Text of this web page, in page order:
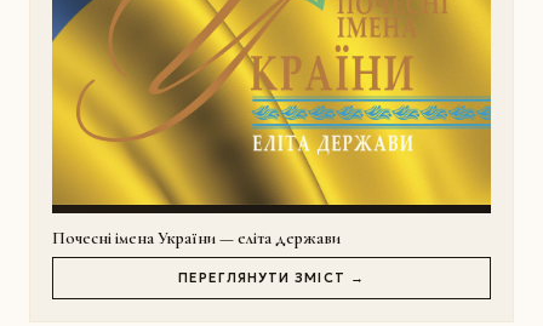
Почесні імена України — еліта держави
ПЕРЕГЛЯНУТИ ЗМІСТ →